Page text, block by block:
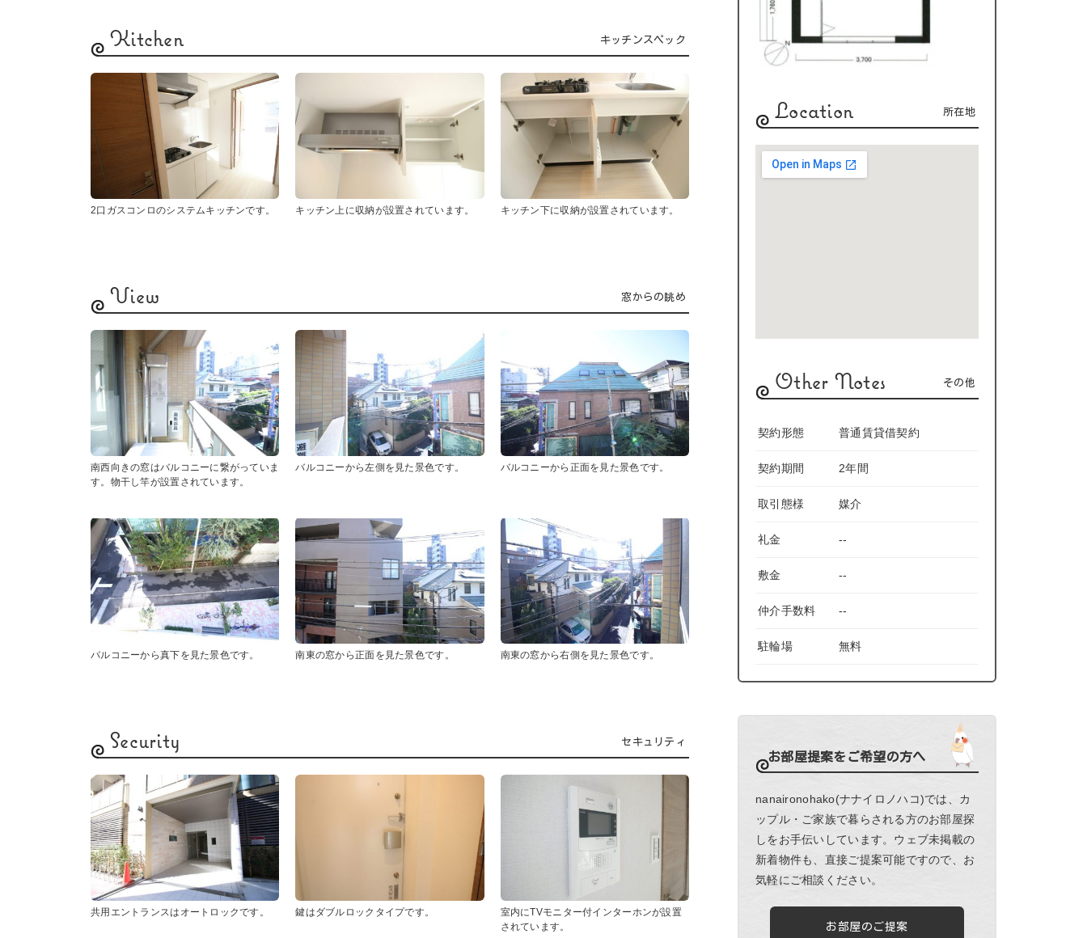
Kitchen キッチンスペック
2口ガスコンロのシステムキッチンです。 キッチン上に収納が設置されています。 キッチン下に収納が設置されています。
View 窓からの眺め
南西向きの窓はバルコニーに繋がっていま
す。物干し竿が設置されています。
バルコニーから左側を見た景色です。 バルコニーから正面を見た景色です。
バルコニーから真下を見た景色です。 南東の窓から正面を見た景色です。 南東の窓から右側を見た景色です。
Security セキュリティ
共用エントランスはオートロックです。 鍵はダブルロックタイプです。
室内にTVモニター付インターホンが設置
されています。
Location 所在地
Other Notes その他
契約形態 普通賃貸借契約
契約期間 2年間
取引態様 媒介
礼金 --
敷金 --
仲介手数料 --
駐輪場 無料
お部屋提案をご希望の方へ
nanaironohako(ナナイロノハコ)では、カ
ップル・ご家族で暮らされる方のお部屋探
しをお手伝いしています。ウェブ未掲載の
新着物件も、直接ご提案可能ですので、お
気軽にご相談ください。
お部屋のご提案